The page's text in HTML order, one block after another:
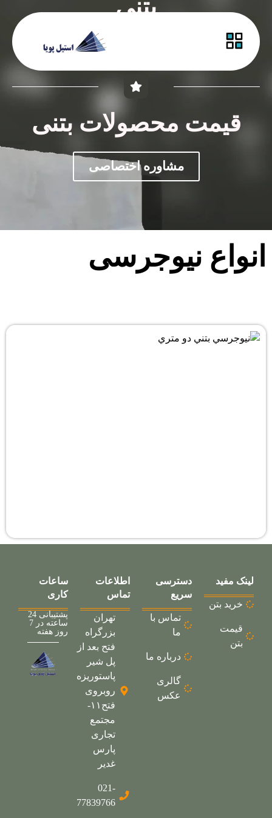
بتنی
راهنمای خرید
قیمت محصولات بتنی
مشاوره اختصاصی
انواع نیوجرسی
لینک مفید
خرید بتن
قیمت
بتن
دسترسی
سریع
تماس با
ما
درباره ما
گالری
عکس
اطلاعات
تماس
تهران
بزرگراه
فتح بعد از
پل شیر
پاستوریزه
روبروی
فتح۱۱-
مجتمع
تجاری
پارس
غدیر
021-
77839766
ساعات
کاری
پشتیبانی 24
ساعته در 7
روز هفته